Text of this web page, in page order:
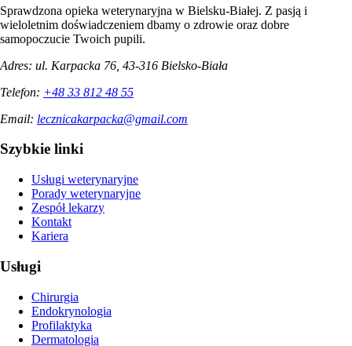
Sprawdzona opieka weterynaryjna w Bielsku-Białej. Z pasją i
wieloletnim doświadczeniem dbamy o zdrowie oraz dobre
samopoczucie Twoich pupili.
Adres: ul. Karpacka 76, 43-316 Bielsko-Biała
Telefon: +48 33 812 48 55
Email: lecznicakarpacka@gmail.com
Szybkie linki
Usługi weterynaryjne
Porady weterynaryjne
Zespół lekarzy
Kontakt
Kariera
Usługi
Chirurgia
Endokrynologia
Profilaktyka
Dermatologia